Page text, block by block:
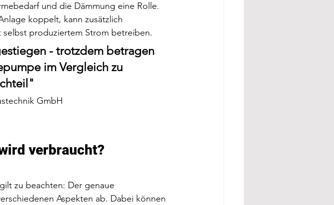
und die Dämmung eine Rolle.
koppelt, kann zusätzlich
produziertem Strom betreiben.
- trotzdem betragen
im Vergleich zu
GmbH
verbraucht?
zu beachten: Der genaue
Aspekten ab. Dabei können